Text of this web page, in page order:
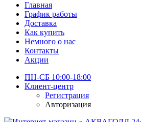
Главная
График работы
Доставка
Как купить
Немного о нас
Контакты
Акции
ПН-СБ 10:00-18:00
Клиент-центр
Регистрация
Авторизация